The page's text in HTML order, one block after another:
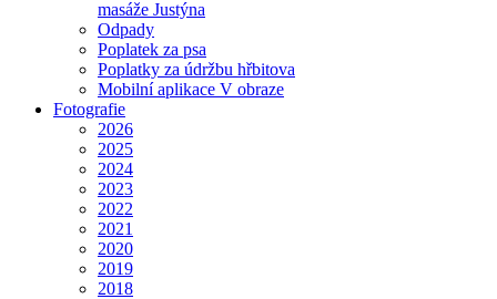
masáže Justýna
Odpady
Poplatek za psa
Poplatky za údržbu hřbitova
Mobilní aplikace V obraze
Fotografie
2026
2025
2024
2023
2022
2021
2020
2019
2018